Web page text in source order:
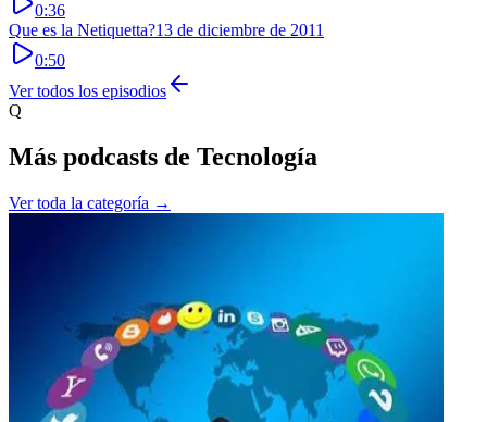
0:36
Que es la Netiquetta?13 de diciembre de 2011
0:50
Ver todos los episodios
Q
Más podcasts de Tecnología
Ver toda la categoría →